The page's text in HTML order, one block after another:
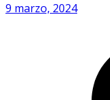
9 marzo, 2024